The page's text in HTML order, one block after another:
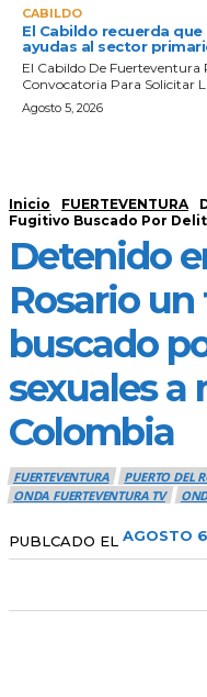
CABILDO
El Cabildo recuerda
ayudas al sector
El Cabildo De Fuerteventura
Convocatoria Para Solicitar
Agosto 5, 2026